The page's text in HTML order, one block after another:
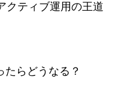
クティブ運用の王道
たらどうなる？